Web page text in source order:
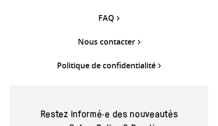
FAQ
Nous contacter
Politique de confidentialité
Restez informé·e des nouveautés